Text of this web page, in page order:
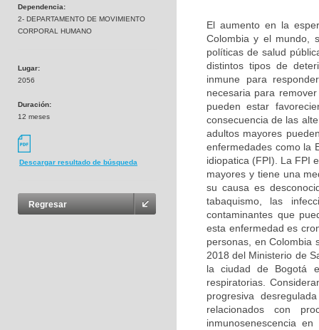
Dependencia:
2- DEPARTAMENTO DE MOVIMIENTO
CORPORAL HUMANO
Lugar:
2056
Duración:
12 meses
Descargar resultado de búsqueda
Regresar
El aumento en la
Colombia y el mundo,
políticas de salud
distintos tipos de
inmune para
necesaria para
pueden estar
consecuencia de las
adultos mayores
enfermedades como la
idiopatica (FPI). La FPI
mayores y tiene una
su causa es
tabaquismo, las
contaminantes que
esta enfermedad es
personas, en Colombia
2018 del Ministerio de
la ciudad de Bogotá
respiratorias.
progresiva
relacionados con
inmunosenescencia